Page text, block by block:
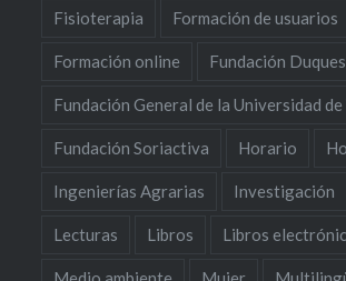
Fisioterapia Formación de usuarios
Formación online Fundación
Fundación General de la Universidad
Fundación Soriactiva Horario
Ingenierías Agrarias Investigación
Lecturas Libros Libros